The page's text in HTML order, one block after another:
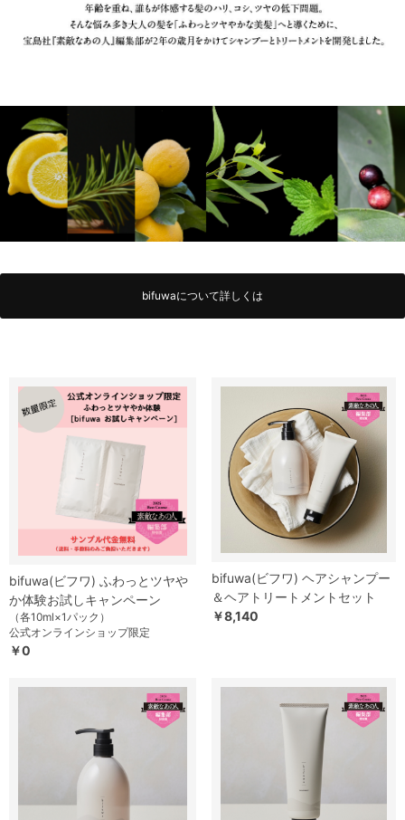
bifuwaについて詳しくは
bifuwa(ビフワ) ふわっとツヤや
か体験お試しキャンペーン
（各10ml×1パック）
公式オンラインショップ限定
￥0
bifuwa(ビフワ) ヘアシャンプー
＆ヘアトリートメントセット
￥8,140